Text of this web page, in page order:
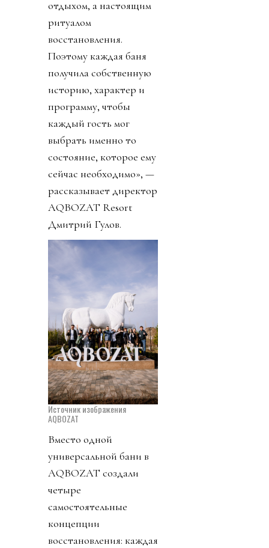
отдыхом, а настоящим
ритуалом
восстановления.
Поэтому каждая баня
получила собственную
историю, характер и
программу, чтобы
каждый гость мог
выбрать именно то
состояние, которое ему
сейчас необходимо», —
рассказывает директор
AQBOZAT Resort
Дмитрий Гулов.
Источник изображения
AQBOZAT
Вместо одной
универсальной бани в
AQBOZAT создали
четыре
самостоятельные
концепции
восстановления: каждая